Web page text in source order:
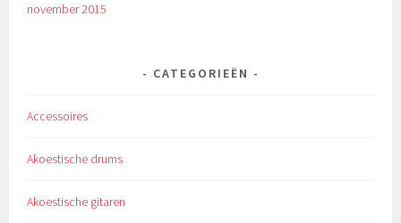
november 2015
CATEGORIEËN
Accessoires
Akoestische drums
Akoestische gitaren